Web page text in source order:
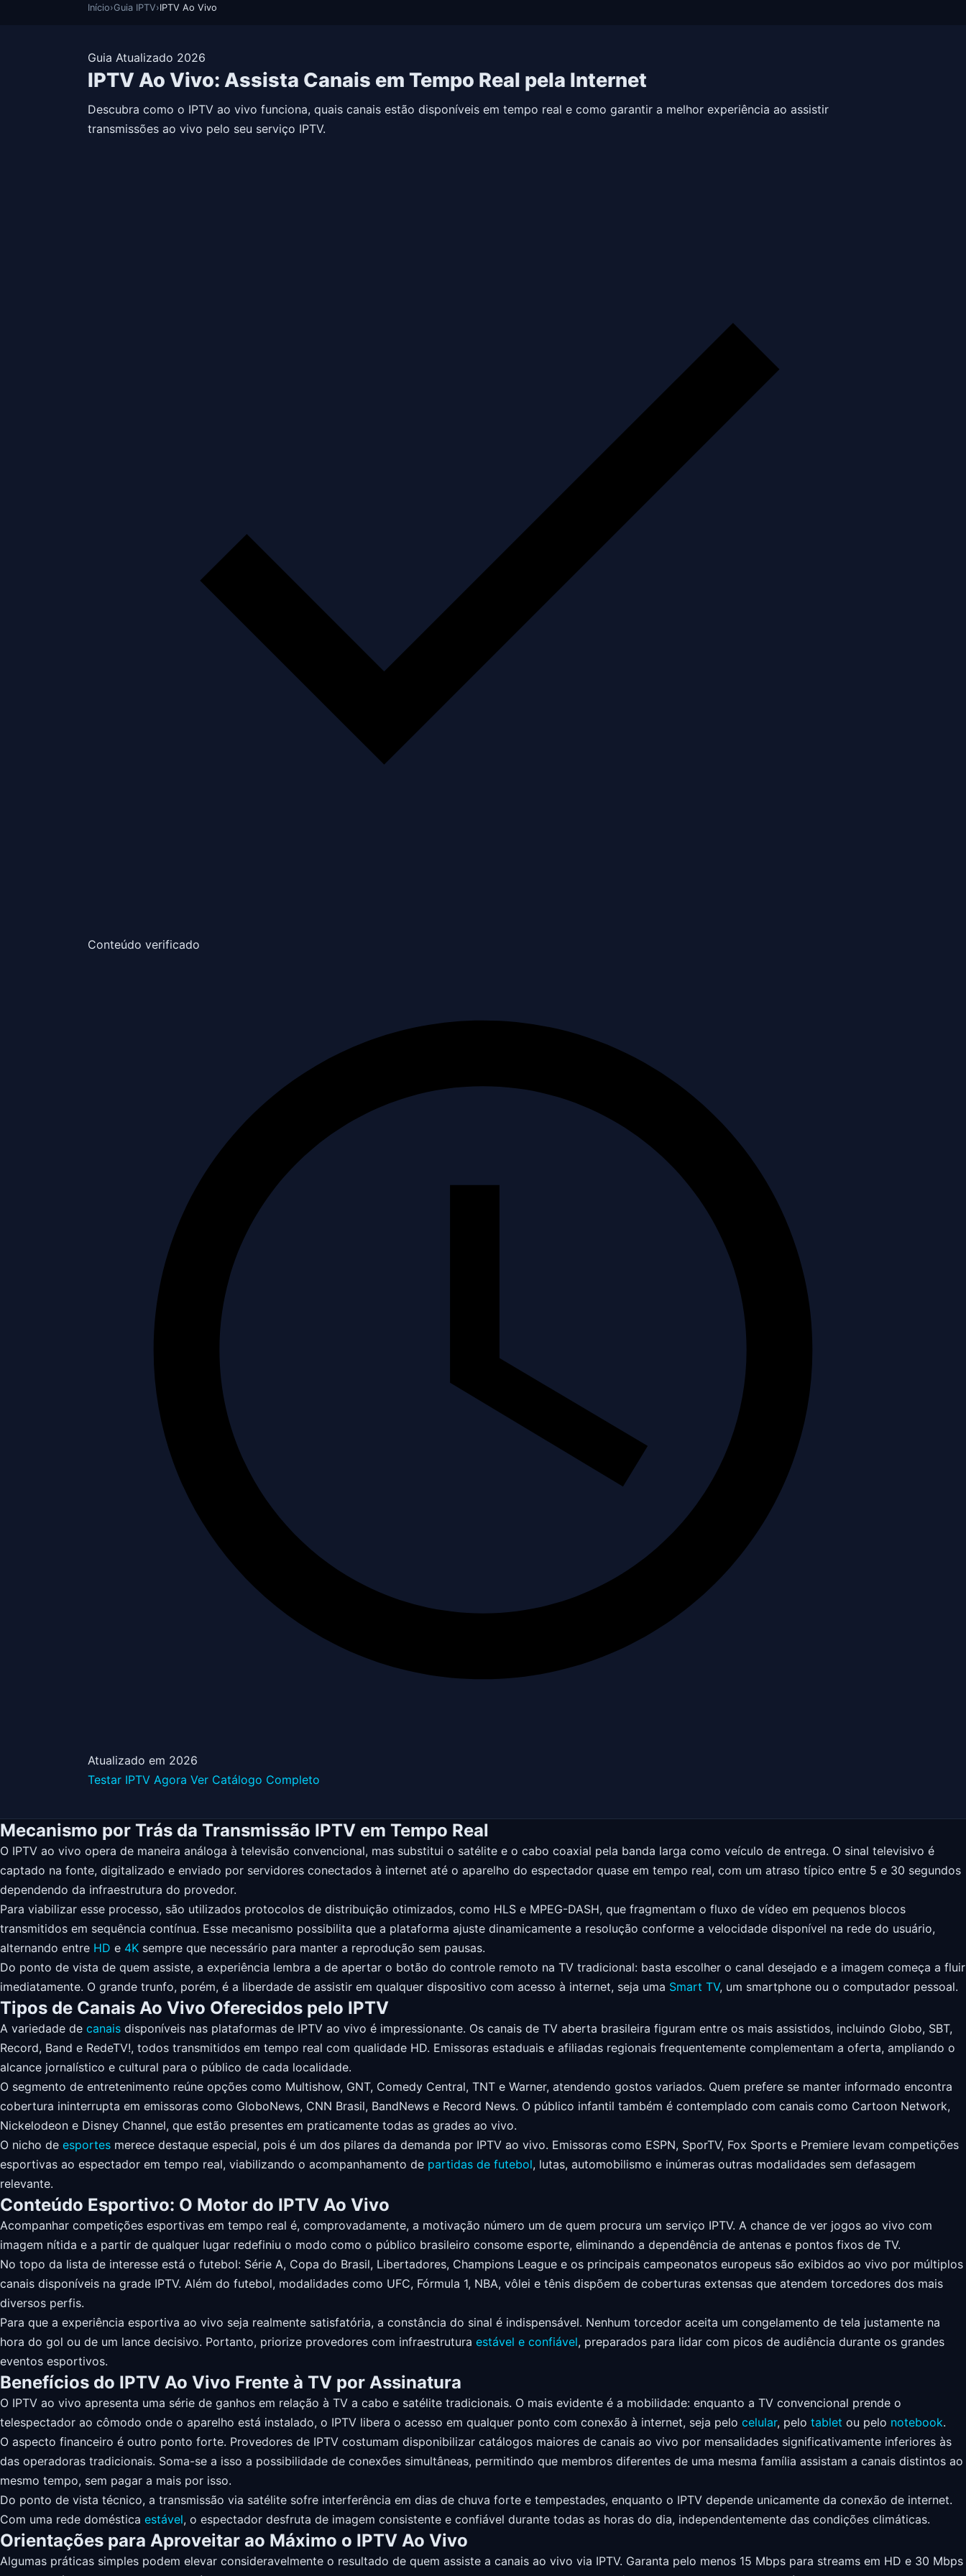
Início›Guia IPTV›IPTV Ao Vivo
Guia Atualizado 2026
IPTV Ao Vivo: Assista Canais em Tempo Real pela Internet
Descubra como o IPTV ao vivo funciona, quais canais estão disponíveis em tempo real e como garantir a melhor experiência ao assistir
transmissões ao vivo pelo seu serviço IPTV.
Conteúdo verificado
Atualizado em 2026
Testar IPTV Agora Ver Catálogo Completo
Mecanismo por Trás da Transmissão IPTV em Tempo Real
O IPTV ao vivo opera de maneira análoga à televisão convencional, mas substitui o satélite e o cabo coaxial pela banda larga como veículo de entrega. O sinal televisivo é
captado na fonte, digitalizado e enviado por servidores conectados à internet até o aparelho do espectador quase em tempo real, com um atraso típico entre 5 e 30 segundos
dependendo da infraestrutura do provedor.
Para viabilizar esse processo, são utilizados protocolos de distribuição otimizados, como HLS e MPEG-DASH, que fragmentam o fluxo de vídeo em pequenos blocos
transmitidos em sequência contínua. Esse mecanismo possibilita que a plataforma ajuste dinamicamente a resolução conforme a velocidade disponível na rede do usuário,
alternando entre HD e 4K sempre que necessário para manter a reprodução sem pausas.
Do ponto de vista de quem assiste, a experiência lembra a de apertar o botão do controle remoto na TV tradicional: basta escolher o canal desejado e a imagem começa a fluir
imediatamente. O grande trunfo, porém, é a liberdade de assistir em qualquer dispositivo com acesso à internet, seja uma Smart TV, um smartphone ou o computador pessoal.
Tipos de Canais Ao Vivo Oferecidos pelo IPTV
A variedade de canais disponíveis nas plataformas de IPTV ao vivo é impressionante. Os canais de TV aberta brasileira figuram entre os mais assistidos, incluindo Globo, SBT,
Record, Band e RedeTV!, todos transmitidos em tempo real com qualidade HD. Emissoras estaduais e afiliadas regionais frequentemente complementam a oferta, ampliando o
alcance jornalístico e cultural para o público de cada localidade.
O segmento de entretenimento reúne opções como Multishow, GNT, Comedy Central, TNT e Warner, atendendo gostos variados. Quem prefere se manter informado encontra
cobertura ininterrupta em emissoras como GloboNews, CNN Brasil, BandNews e Record News. O público infantil também é contemplado com canais como Cartoon Network,
Nickelodeon e Disney Channel, que estão presentes em praticamente todas as grades ao vivo.
O nicho de esportes merece destaque especial, pois é um dos pilares da demanda por IPTV ao vivo. Emissoras como ESPN, SporTV, Fox Sports e Premiere levam competições
esportivas ao espectador em tempo real, viabilizando o acompanhamento de partidas de futebol, lutas, automobilismo e inúmeras outras modalidades sem defasagem
relevante.
Conteúdo Esportivo: O Motor do IPTV Ao Vivo
Acompanhar competições esportivas em tempo real é, comprovadamente, a motivação número um de quem procura um serviço IPTV. A chance de ver jogos ao vivo com
imagem nítida e a partir de qualquer lugar redefiniu o modo como o público brasileiro consome esporte, eliminando a dependência de antenas e pontos fixos de TV.
No topo da lista de interesse está o futebol: Série A, Copa do Brasil, Libertadores, Champions League e os principais campeonatos europeus são exibidos ao vivo por múltiplos
canais disponíveis na grade IPTV. Além do futebol, modalidades como UFC, Fórmula 1, NBA, vôlei e tênis dispõem de coberturas extensas que atendem torcedores dos mais
diversos perfis.
Para que a experiência esportiva ao vivo seja realmente satisfatória, a constância do sinal é indispensável. Nenhum torcedor aceita um congelamento de tela justamente na
hora do gol ou de um lance decisivo. Portanto, priorize provedores com infraestrutura estável e confiável, preparados para lidar com picos de audiência durante os grandes
eventos esportivos.
Benefícios do IPTV Ao Vivo Frente à TV por Assinatura
O IPTV ao vivo apresenta uma série de ganhos em relação à TV a cabo e satélite tradicionais. O mais evidente é a mobilidade: enquanto a TV convencional prende o
telespectador ao cômodo onde o aparelho está instalado, o IPTV libera o acesso em qualquer ponto com conexão à internet, seja pelo celular, pelo tablet ou pelo notebook.
O aspecto financeiro é outro ponto forte. Provedores de IPTV costumam disponibilizar catálogos maiores de canais ao vivo por mensalidades significativamente inferiores às
das operadoras tradicionais. Soma-se a isso a possibilidade de conexões simultâneas, permitindo que membros diferentes de uma mesma família assistam a canais distintos ao
mesmo tempo, sem pagar a mais por isso.
Do ponto de vista técnico, a transmissão via satélite sofre interferência em dias de chuva forte e tempestades, enquanto o IPTV depende unicamente da conexão de internet.
Com uma rede doméstica estável, o espectador desfruta de imagem consistente e confiável durante todas as horas do dia, independentemente das condições climáticas.
Orientações para Aproveitar ao Máximo o IPTV Ao Vivo
Algumas práticas simples podem elevar consideravelmente o resultado de quem assiste a canais ao vivo via IPTV. Garanta pelo menos 15 Mbps para streams em HD e 30 Mbps